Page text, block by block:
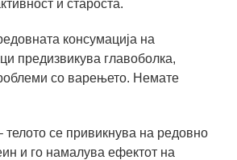
и староста.
консумација на
предизвикува главоболка,
со варењето. Немате
телото се привикнува на редовно
и го намалува ефектот на